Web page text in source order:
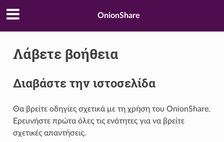
OnionShare
Λάβετε βοήθεια
Διαβάστε την ιστοσελίδα
Θα βρείτε οδηγίες σχετικά με τη χρήση του OnionShare.
Ερευνήστε πρώτα όλες τις ενότητες για να βρείτε
σχετικές απαντήσεις.